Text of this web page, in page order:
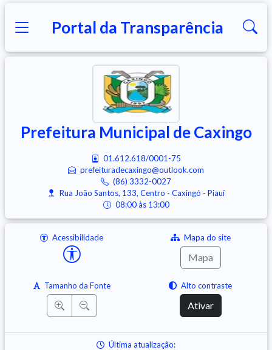
Portal da Transparência
Prefeitura Municipal de Caxingo
01.612.618/0001-75
prefeituradecaxingo@outlook.com
(86) 3332-0027
Rua João Santos, 133, Centro - Caxingó - Piauí
08:00 às 13:00
Acessibilidade Mapa do site
Mapa
Tamanho da Fonte Alto contraste
Ativar
Última atualização: